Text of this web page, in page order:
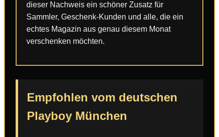
dieser Nachweis ein schöner Zusatz für
Sammler, Geschenk-Kunden und alle, die ein
echtes Magazin aus genau diesem Monat
verschenken möchten.
Empfohlen vom deutschen
Playboy München